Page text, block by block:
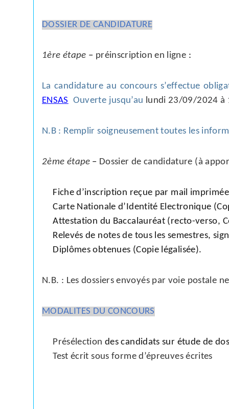
DOSSIER DE CANDIDATURE
1ère étape – préinscription en ligne :
La candidature au concours s’effectue
ENSAS Ouverte jusqu’au lundi23/09/2024 à
N.B : Remplir soigneusement toutes les
2ème étape – Dossier de candidature (à
Fiche d’inscription reçue par mail imprimée
Carte Nationale d’Identité Electronique
Attestation du Baccalauréat (recto-verso,
Relevés de notes de tous les semestres,
Diplômes obtenues (Copie légalisée).
N.B. : Les dossiers envoyés par voie postale
MODALITES DU CONCOURS
Présélection des candidats sur étude de
Test écrit sous forme d’épreuves écrites